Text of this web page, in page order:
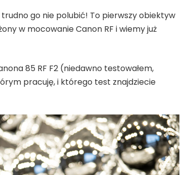
trudno go nie polubić! To pierwszy obiektyw
w mocowanie Canon RF i wiemy już
85 RF F2 (niedawno testowałem,
pracuję, i którego test znajdziecie